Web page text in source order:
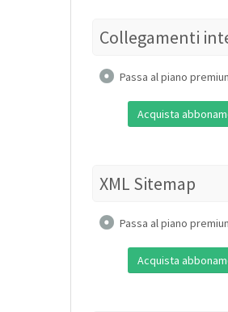
Collegamenti
Passa al piano
Acquista
XML Sitemap
Passa al piano
Acquista